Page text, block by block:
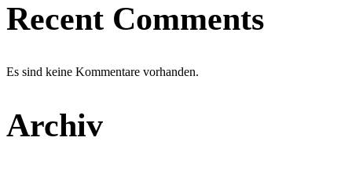
Recent Comments
Es sind keine Kommentare vorhanden.
Archiv